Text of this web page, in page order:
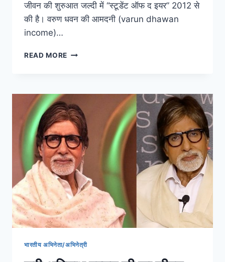
जीवन की शुरुआत जल्दी में “स्टूडेंट ऑफ द इयर” 2012 से
की है। वरुण धवन की आमदनी (varun dhawan
income)…
READ MORE वरुण
परिचय
भारतीय अभिनेता/अभिनेत्री